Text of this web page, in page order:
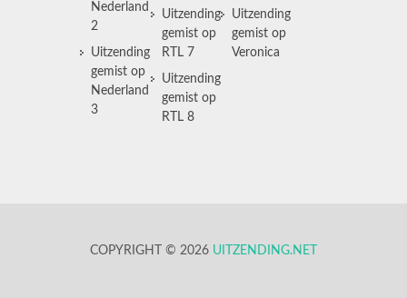
Nederland
2
Uitzending
gemist op
Nederland
3
Uitzending
gemist op
RTL 7
Uitzending
gemist op
RTL 8
Uitzending
gemist op
Veronica
COPYRIGHT © 2026 UITZENDING.NET